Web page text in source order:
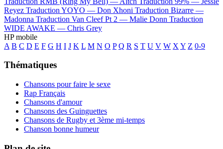
Reyez Traduction YOYO — Don Xhoni Traduction Bizarre —
Madonna Traduction Van Cleef Pt 2 — Malie Donn Traduction
WIDE AWAKE — Chris Grey
HP mobile
A B C D E F G H I J K L M N O P Q R S T U V W X Y Z 0-9
Thématiques
Chansons pour faire le sexe
Rap Français
Chansons d'amour
Chansons des Guinguettes
Chansons de Rugby et 3ème mi-temps
Chanson bonne humeur